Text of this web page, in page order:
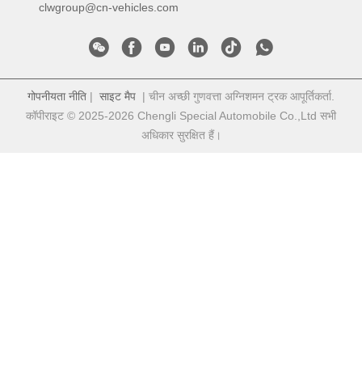
clwgroup@cn-vehicles.com
गोपनीयता नीति | साइट मैप | चीन अच्छी गुणवत्ता अग्निशमन ट्रक आपूर्तिकर्ता.
कॉपीराइट © 2025-2026 Chengli Special Automobile Co.,Ltd सभी
अधिकार सुरक्षित हैं।